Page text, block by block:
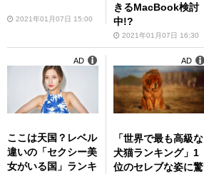
2021年01月07日 15:00
きるMacBook検討
中!?
2021年01月07日 16:30
ここは天国？レベル
違いの「セクシー美
女がいる国」ランキ
AD
「世界で最も高級な
犬猫ランキング」1
位のセレブな姿に驚
AD